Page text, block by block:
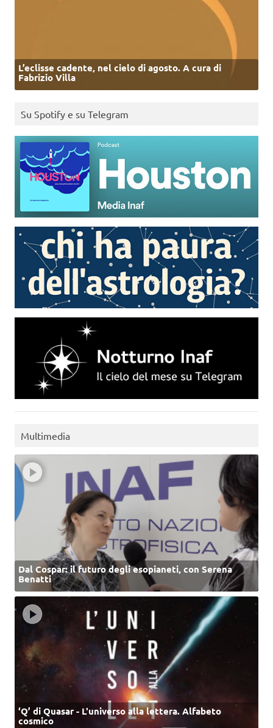
L’eclisse cadente, nel cielo di agosto. A cura di
Fabrizio Villa
Su Spotify e su Telegram
Multimedia
Dal Cospar: il futuro degli esopianeti, con Serena
Benatti
‘Q’ di Quasar - L'universo alla lettera. Alfabeto
cosmico